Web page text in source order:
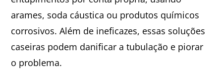
arames, soda cáustica ou produtos químicos
corrosivos. Além de ineficazes, essas soluções
caseiras podem danificar a tubulação e piorar
o problema.